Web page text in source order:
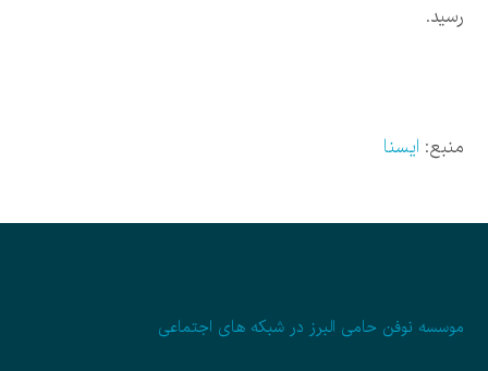
رسید.
منبع: ایسنا
موسسه نوفن حامی البرز در شبکه های اجتماعی